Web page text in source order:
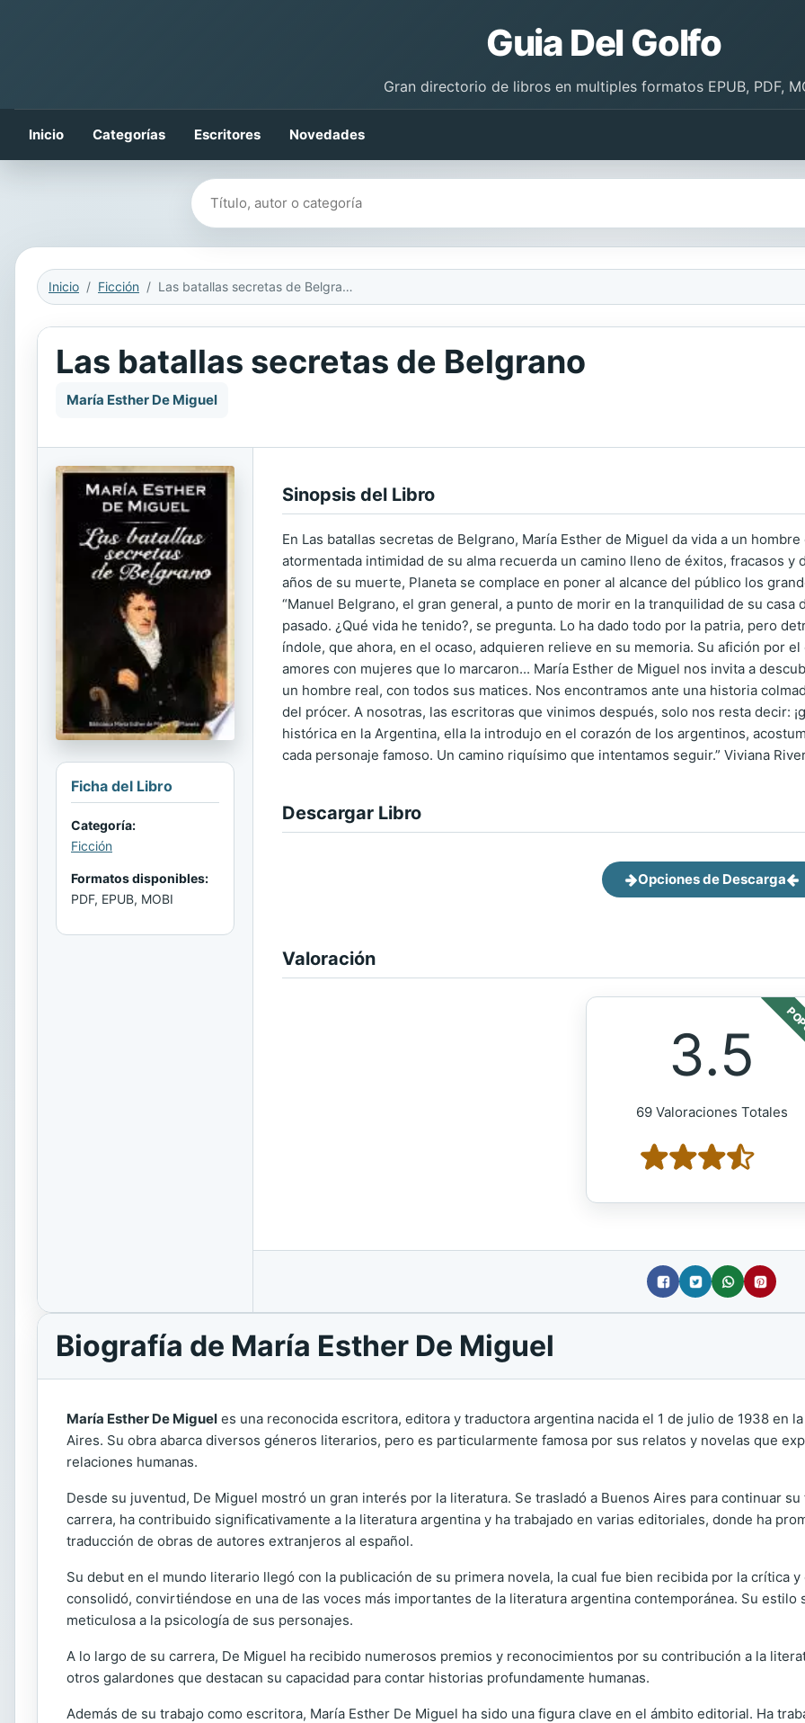
Guia Del Golfo
Gran directorio de libros en multiples formatos EPUB, PDF,
Inicio Categorías Escritores Novedades
Buscar libros
Inicio Ficción Las batallas secretas de Belgrano
Las batallas secretas de Belgrano
María Esther De Miguel
Ficha del Libro
Categoría:
Ficción
Formatos disponibles:
PDF, EPUB, MOBI
Sinopsis del Libro
En Las batallas secretas de Belgrano, María Esther de Miguel da vida a un
atormentada intimidad de su alma recuerda un camino lleno de éxitos, fracasos
años de su muerte, Planeta se complace en poner al alcance del público los
“Manuel Belgrano, el gran general, a punto de morir en la tranquilidad de su casa
pasado. ¿Qué vida he tenido?, se pregunta. Lo ha dado todo por la patria, pero
índole, que ahora, en el ocaso, adquieren relieve en su memoria. Su afición por
amores con mujeres que lo marcaron... María Esther de Miguel nos invita a
un hombre real, con todos sus matices. Nos encontramos ante una historia
del prócer. A nosotras, las escritoras que vinimos después, solo nos resta decir:
histórica en la Argentina, ella la introdujo en el corazón de los argentinos,
cada personaje famoso. Un camino riquísimo que intentamos seguir.” Viviana
Descargar Libro
Opciones de Descarga
Valoración
3.5
69 Valoraciones Totales
Biografía de María Esther De Miguel
María Esther De Miguel es una reconocida escritora, editora y traductora argentina nacida el 1 de julio de 1938 en
Aires. Su obra abarca diversos géneros literarios, pero es particularmente famosa por sus relatos y novelas que
relaciones humanas.
Desde su juventud, De Miguel mostró un gran interés por la literatura. Se trasladó a Buenos Aires para continuar
carrera, ha contribuido significativamente a la literatura argentina y ha trabajado en varias editoriales, donde ha
traducción de obras de autores extranjeros al español.
Su debut en el mundo literario llegó con la publicación de su primera novela, la cual fue bien recibida por la crítica
consolidó, convirtiéndose en una de las voces más importantes de la literatura argentina contemporánea. Su estilo
meticulosa a la psicología de sus personajes.
A lo largo de su carrera, De Miguel ha recibido numerosos premios y reconocimientos por su contribución a la
otros galardones que destacan su capacidad para contar historias profundamente humanas.
Además de su trabajo como escritora, María Esther De Miguel ha sido una figura clave en el ámbito editorial. Ha